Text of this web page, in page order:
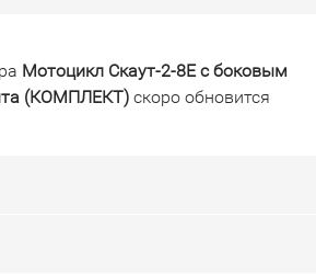
Мотоцикл Скаут-2-8Е с боковым
(КОМПЛЕКТ) скоро обновится